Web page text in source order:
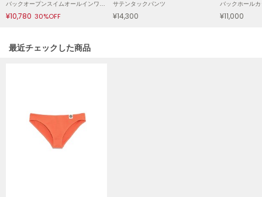
HOKA ONEONE
ホカ オネオネ
ラート
バックオープンスイムオールインワン/マシンウォッシャブル
¥10,780 30%OFF
サテンタックパンツ
¥14,300 ¥11,000
関連記事
最近チェックした商品